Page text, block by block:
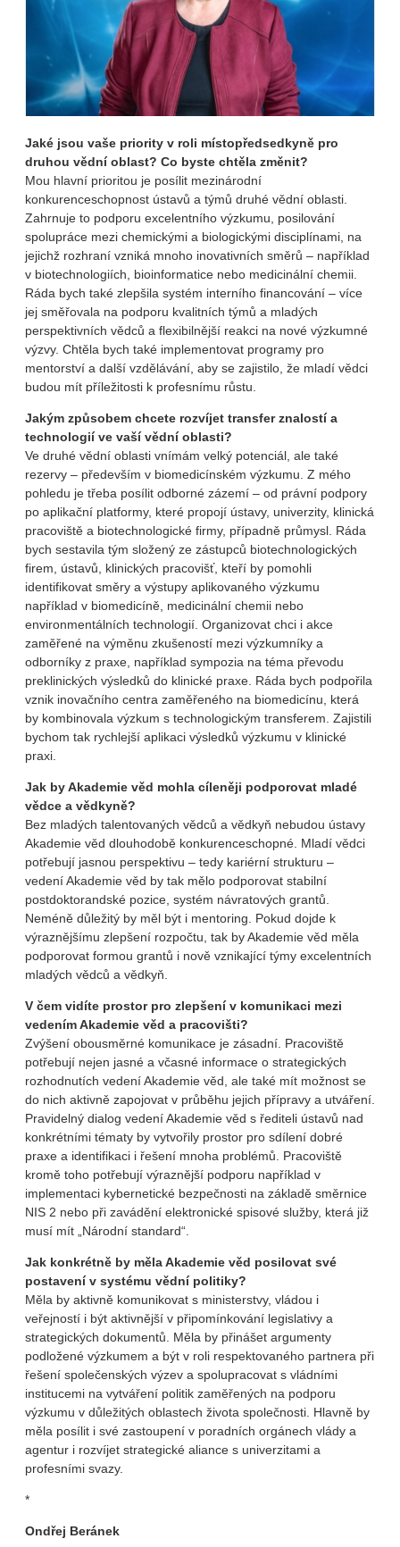
Jaké jsou vaše priority v roli místopředsedkyně pro
druhou vědní oblast? Co byste chtěla změnit?
Mou hlavní prioritou je posílit mezinárodní
konkurenceschopnost ústavů a týmů druhé vědní oblasti.
Zahrnuje to podporu excelentního výzkumu, posilování
spolupráce mezi chemickými a biologickými disciplínami, na
jejichž rozhraní vzniká mnoho inovativních směrů – například
v biotechnologiích, bioinformatice nebo medicinální chemii.
Ráda bych také zlepšila systém interního financování – více
jej směřovala na podporu kvalitních týmů a mladých
perspektivních vědců a flexibilnější reakci na nové výzkumné
výzvy. Chtěla bych také implementovat programy pro
mentorství a další vzdělávání, aby se zajistilo, že mladí vědci
budou mít příležitosti k profesnímu růstu.
Jakým způsobem chcete rozvíjet transfer znalostí a
technologií ve vaší vědní oblasti?
Ve druhé vědní oblasti vnímám velký potenciál, ale také
rezervy – především v biomedicínském výzkumu. Z mého
pohledu je třeba posílit odborné zázemí – od právní podpory
po aplikační platformy, které propojí ústavy, univerzity, klinická
pracoviště a biotechnologické firmy, případně průmysl. Ráda
bych sestavila tým složený ze zástupců biotechnologických
firem, ústavů, klinických pracovišť, kteří by pomohli
identifikovat směry a výstupy aplikovaného výzkumu
například v biomedicíně, medicinální chemii nebo
environmentálních technologií. Organizovat chci i akce
zaměřené na výměnu zkušeností mezi výzkumníky a
odborníky z praxe, například sympozia na téma převodu
preklinických výsledků do klinické praxe. Ráda bych podpořila
vznik inovačního centra zaměřeného na biomedicínu, která
by kombinovala výzkum s technologickým transferem. Zajistili
bychom tak rychlejší aplikaci výsledků výzkumu v klinické
praxi.
Jak by Akademie věd mohla cíleněji podporovat mladé
vědce a vědkyně?
Bez mladých talentovaných vědců a vědkyň nebudou ústavy
Akademie věd dlouhodobě konkurenceschopné. Mladí vědci
potřebují jasnou perspektivu – tedy kariérní strukturu –
vedení Akademie věd by tak mělo podporovat stabilní
postdoktorandské pozice, systém návratových grantů.
Neméně důležitý by měl být i mentoring. Pokud dojde k
výraznějšímu zlepšení rozpočtu, tak by Akademie věd měla
podporovat formou grantů i nově vznikající týmy excelentních
mladých vědců a vědkyň.
V čem vidíte prostor pro zlepšení v komunikaci mezi
vedením Akademie věd a pracovišti?
Zvýšení obousměrné komunikace je zásadní. Pracoviště
potřebují nejen jasné a včasné informace o strategických
rozhodnutích vedení Akademie věd, ale také mít možnost se
do nich aktivně zapojovat v průběhu jejich přípravy a utváření.
Pravidelný dialog vedení Akademie věd s řediteli ústavů nad
konkrétními tématy by vytvořily prostor pro sdílení dobré
praxe a identifikaci i řešení mnoha problémů. Pracoviště
kromě toho potřebují výraznější podporu například v
implementaci kybernetické bezpečnosti na základě směrnice
NIS 2 nebo při zavádění elektronické spisové služby, která již
musí mít „Národní standard“.
Jak konkrétně by měla Akademie věd posilovat své
postavení v systému vědní politiky?
Měla by aktivně komunikovat s ministerstvy, vládou i
veřejností i být aktivnější v připomínkování legislativy a
strategických dokumentů. Měla by přinášet argumenty
podložené výzkumem a být v roli respektovaného partnera při
řešení společenských výzev a spolupracovat s vládními
institucemi na vytváření politik zaměřených na podporu
výzkumu v důležitých oblastech života společnosti. Hlavně by
měla posílit i své zastoupení v poradních orgánech vlády a
agentur i rozvíjet strategické aliance s univerzitami a
profesními svazy.
*
Ondřej Beránek